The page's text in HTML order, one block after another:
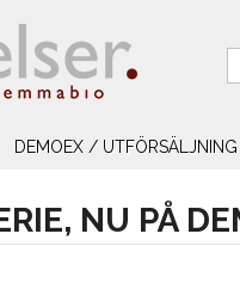
DEMOEX / UTFÖRSÄLJNING
NU PÅ